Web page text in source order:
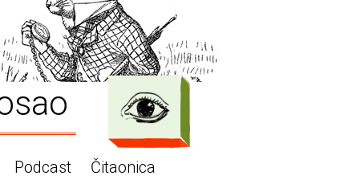
Podcast Čitaonica